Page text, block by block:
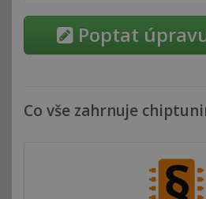
Poptat
Co vše zahrnuje